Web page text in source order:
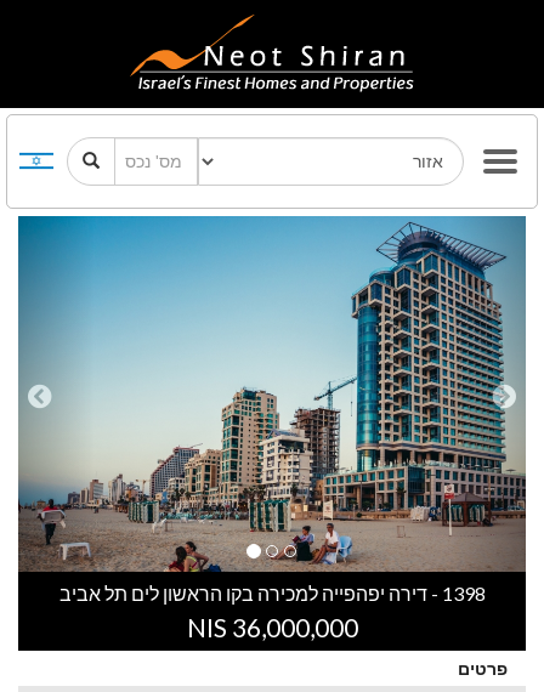
Previous Next
1398 - דירה יפהפייה למכירה בקו הראשון לים תל אביב
36,000,000 NIS
פרטים